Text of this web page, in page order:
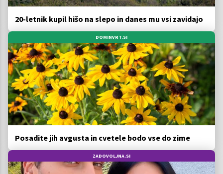
20-letnik kupil hišo na slepo in danes mu vsi zavidajo
DOMINVRT.SI
Posadite jih avgusta in cvetele bodo vse do zime
ZADOVOLJNA.SI